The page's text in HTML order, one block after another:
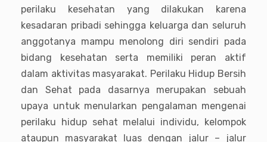
perilaku kesehatan yang dilakukan karena
kesadaran pribadi sehingga keluarga dan seluruh
anggotanya mampu menolong diri sendiri pada
bidang kesehatan serta memiliki peran aktif
dalam aktivitas masyarakat. Perilaku Hidup Bersih
dan Sehat pada dasarnya merupakan sebuah
upaya untuk menularkan pengalaman mengenai
perilaku hidup sehat melalui individu, kelompok
ataupun masyarakat luas dengan jalur – jalur